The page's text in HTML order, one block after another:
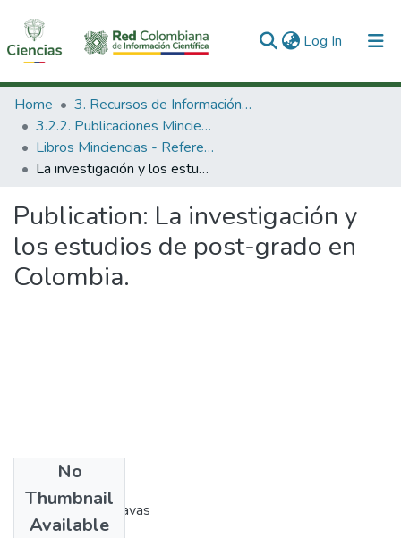
Log In (current)
Communities & Collections
All of DSpace
Statistics
Home
3. Recursos de Información Científica y Tecnológica
3.2.2. Publicaciones Minciencias
Libros Minciencias - Referenciales
La investigación y los estudios de post-grado en Colombia.
Publication: La investigación y
los estudios de post-grado en
Colombia.
No
Thumbnail
Available
Authors
Javier Troncoso Navas